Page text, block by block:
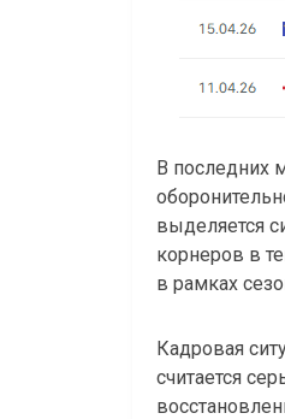
В последних
выделяется
корнеров в
в рамках
Кадровая
считается